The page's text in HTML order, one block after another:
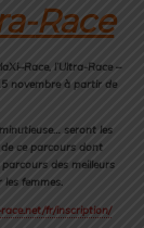
Race
–Race, l’Ultra-Race–
novembre à partir de
seront les
ce parcours dont
des meilleurs
femmes.
race.net/fr/inscription/